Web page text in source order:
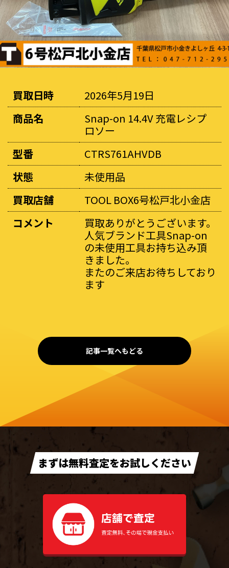
買取日時
2026年5月19日
商品名
Snap-on 14.4V 充電レシプ
ロソー
型番
CTRS761AHVDB
状態
未使用品
買取店舗
TOOL BOX6号松戸北小金店
コメント
買取ありがとうございます。
人気ブランド工具Snap-on
の未使用工具お持ち込み頂
きました。
またのご来店お待ちしており
ます
記事一覧へもどる
まずは無料査定をお試しください